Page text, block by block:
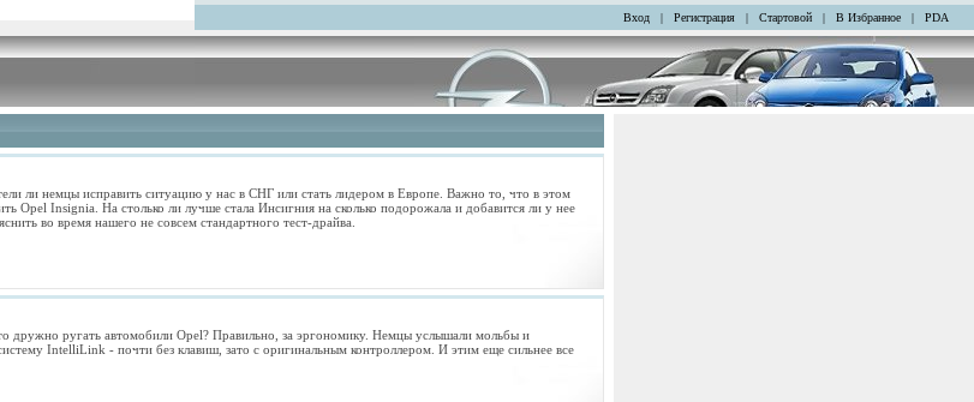
Вход | Регистрация | Стартовой | В Избранное | PDA
ли немцы исправить ситуацию у нас в СНГ или стать лидером в Европе. Важно то, что в этом
Opel Insignia. На столько ли лучше стала Инсигния на сколько подорожала и добавится ли у нее
во время нашего не совсем стандартного тест-драйва.
дружно ругать автомобили Opel? Правильно, за эргономику. Немцы услышали мольбы и
IntelliLink - почти без клавиш, зато с оригинальным контроллером. И этим еще сильнее все